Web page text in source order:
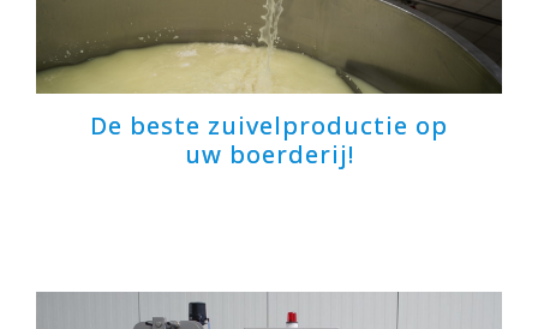
De beste zuivelproductie op
uw boerderij!